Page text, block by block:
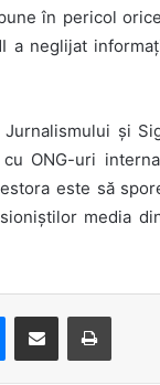
în pericol
a neglijat
și
ONG-uri
este să
media
Messenger
Share via Email Print